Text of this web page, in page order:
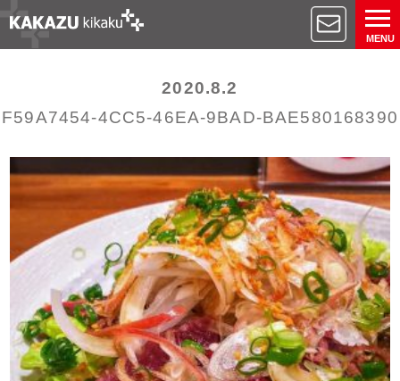
MENU
2020.8.2
F59A7454-4CC5-46EA-9BAD-BAE580168390